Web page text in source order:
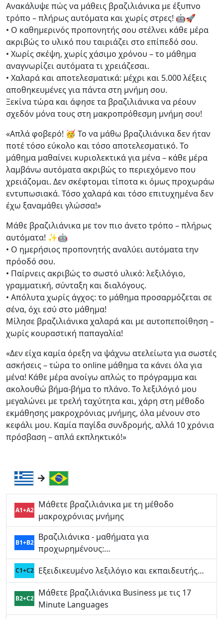
Ανακάλυψε πώς να μάθεις βραζιλιάνικα με έξυπνο
τρόπο – πλήρως αυτόματα και χωρίς στρες! 🤖🚀
• Ο καθημερινός προπονητής σου στέλνει κάθε μέρα
ακριβώς το υλικό που ταιριάζει στο επίπεδό σου.
• Χωρίς σκέψη, χωρίς χάσιμο χρόνου – το μάθημα
αναγνωρίζει αυτόματα τι χρειάζεσαι.
• Χαλαρά και αποτελεσματικά: μέχρι και 5.000 λέξεις
αποθηκευμένες για πάντα στη μνήμη σου.
Ξεκίνα τώρα και άφησε τα βραζιλιάνικα να ρέουν
σχεδόν μόνα τους στη μακροπρόθεσμη μνήμη σου!
«Απλά φοβερό! 🥳 Το να μάθω βραζιλιάνικα δεν ήταν
ποτέ τόσο εύκολο και τόσο αποτελεσματικό. Το
μάθημα μαθαίνει κυριολεκτικά για μένα – κάθε μέρα
λαμβάνω αυτόματα ακριβώς το περιεχόμενο που
χρειάζομαι. Δεν σκέφτομαι τίποτα κι όμως προχωράω
εντυπωσιακά. Τόσο χαλαρά και τόσο επιτυχημένα δεν
έχω ξαναμάθει γλώσσα!»
Μάθε βραζιλιάνικα με τον πιο άνετο τρόπο – πλήρως
αυτόματα! ✨🤖
• Ο ημερήσιος προπονητής αναλύει αυτόματα την
πρόοδό σου.
• Παίρνεις ακριβώς το σωστό υλικό: λεξιλόγιο,
γραμματική, σύνταξη και διαλόγους.
• Απόλυτα χωρίς άγχος: το μάθημα προσαρμόζεται σε
σένα, όχι εσύ στο μάθημα!
Μίλησε βραζιλιάνικα χαλαρά και με αυτοπεποίθηση –
χωρίς κουραστική παπαγαλία!
«Δεν είχα καμία όρεξη να ψάχνω ατελείωτα για σωστές
ασκήσεις – τώρα το online μάθημα τα κάνει όλα για
μένα! Κάθε μέρα ανοίγω απλώς το πρόγραμμα και
ακολουθώ βήμα-βήμα το πλάνο. Το λεξιλόγιό μου
μεγαλώνει με τρελή ταχύτητα και, χάρη στη μέθοδο
εκμάθησης μακροχρόνιας μνήμης, όλα μένουν στο
κεφάλι μου. Καμία παγίδα συνδρομής, αλλά 10 χρόνια
πρόσβαση – απλά εκπληκτικό!»
A1+A2
Μάθετε βραζιλιάνικα με τη μέθοδο
μακροχρόνιας μνήμης
B1+B2
Βραζιλιάνικα - μαθήματα για
προχωρημένους:…
C1+C2 Εξειδικευμένο λεξιλόγιο και εκπαιδευτής…
B2+C2
Μάθετε βραζιλιάνικα Business με τις 17
Minute Languages